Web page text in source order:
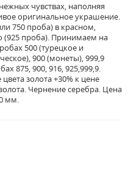
чувствах, наполняя
оригинальное украшение.
750 проба) в красном,
(925 проба). Принимаем на
500 (турецкое и
900 (монеты), 999,9
875, 900, 916, 925,999,9.
золота +30% к цене
Чернение серебра. Цена
мм.